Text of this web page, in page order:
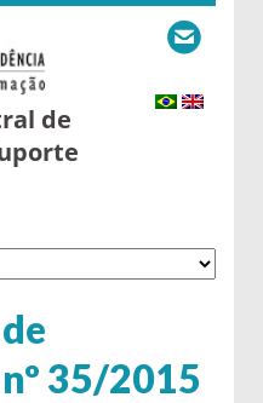
de
35/2015